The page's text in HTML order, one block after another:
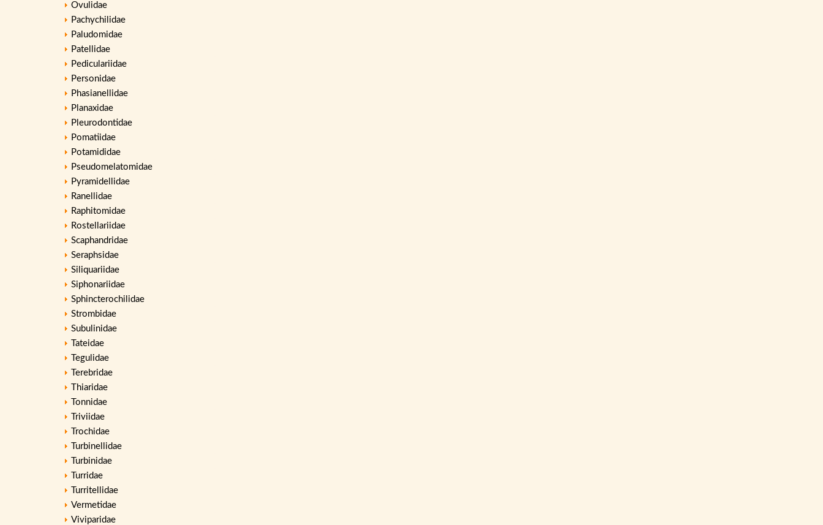
Ovulidae
Pachychilidae
Paludomidae
Patellidae
Pediculariidae
Personidae
Phasianellidae
Planaxidae
Pleurodontidae
Pomatiidae
Potamididae
Pseudomelatomidae
Pyramidellidae
Ranellidae
Raphitomidae
Rostellariidae
Scaphandridae
Seraphsidae
Siliquariidae
Siphonariidae
Sphincterochilidae
Strombidae
Subulinidae
Tateidae
Tegulidae
Terebridae
Thiaridae
Tonnidae
Triviidae
Trochidae
Turbinellidae
Turbinidae
Turridae
Turritellidae
Vermetidae
Viviparidae